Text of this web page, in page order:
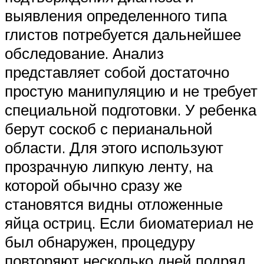
выявления определенного типа
глистов потребуется дальнейшее
обследование. Анализ
представляет собой достаточно
простую манипуляцию и не требует
специальной подготовки. У ребенка
берут соскоб с перианальной
области. Для этого используют
прозрачную липкую ленту, на
которой обычно сразу же
становятся видны отложенные
яйца остриц. Если биоматериал не
был обнаружен, процедуру